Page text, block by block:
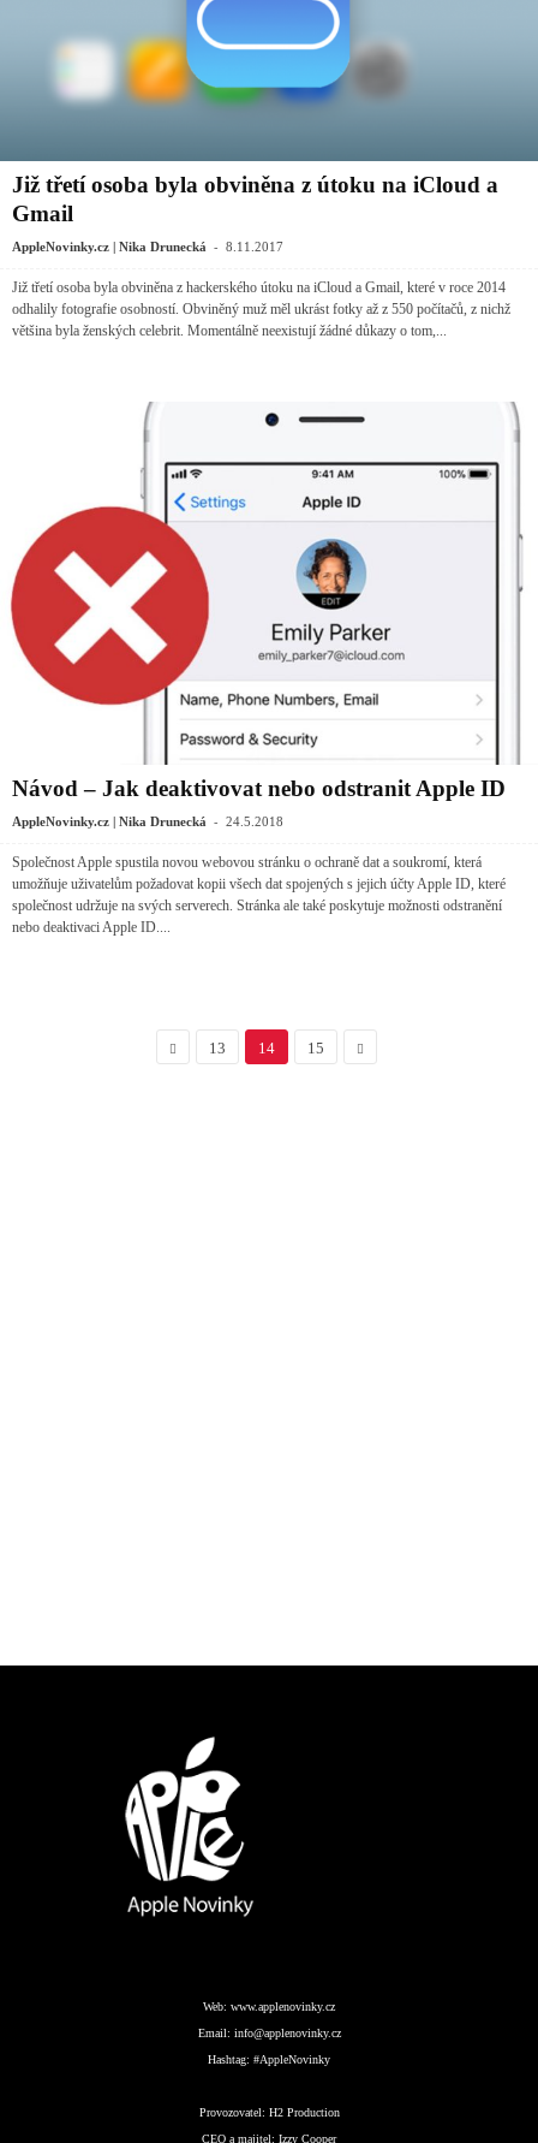
Již třetí osoba byla obviněna z útoku na iCloud a
Gmail
AppleNovinky.cz | Nika Drunecká - 8.11.2017
Již třetí osoba byla obviněna z hackerského útoku na iCloud a Gmail, které v roce 2014
odhalily fotografie osobností. Obviněný muž měl ukrást fotky až z 550 počítačů, z nichž
většina byla ženských celebrit. Momentálně neexistují žádné důkazy o tom,...
Návod – Jak deaktivovat nebo odstranit Apple ID
AppleNovinky.cz | Nika Drunecká - 24.5.2018
Společnost Apple spustila novou webovou stránku o ochraně dat a soukromí, která
umožňuje uživatelům požadovat kopii všech dat spojených s jejich účty Apple ID, které
společnost udržuje na svých serverech. Stránka ale také poskytuje možnosti odstranění
nebo deaktivaci Apple ID....
13 14 15
Web: www.applenovinky.cz
Email: info@applenovinky.cz
Hashtag: #AppleNovinky
Provozovatel: H2 Production
CEO a majitel: Izzy Cooper